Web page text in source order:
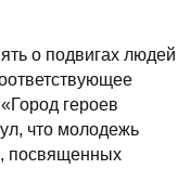
о подвигах людей
героев
что молодежь
посвященных